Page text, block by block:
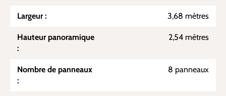
Largeur : 3,68 mètres
Hauteur panoramique
:
2,54 mètres
Nombre de panneaux
:
8 panneaux